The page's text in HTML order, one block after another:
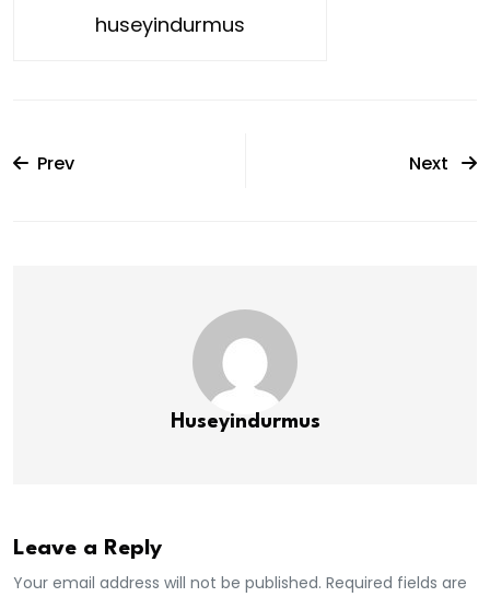
huseyindurmus
Prev Next
Huseyindurmus
Leave a Reply
Your email address will not be published. Required fields are